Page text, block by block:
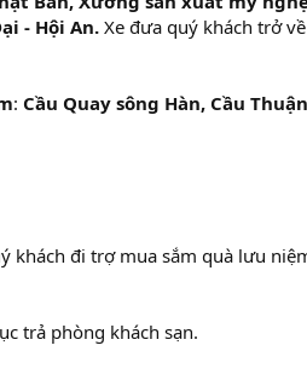
- Hội An.Xe đưa quý khách trở
: Cầu Quay sông Hàn, Cầu
khách đi trợ mua sắm quà lưu
trả phòng khách sạn.